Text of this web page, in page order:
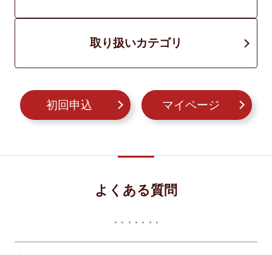
取り扱いカテゴリ
初回申込 マイページ
よくある質問